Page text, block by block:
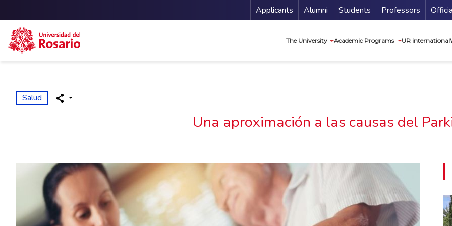
Skip to main content
Menu Secundario
Applicants Alumni Students Professors
The University Academic Programs UR international
Salud
Una aproximación a las causas del